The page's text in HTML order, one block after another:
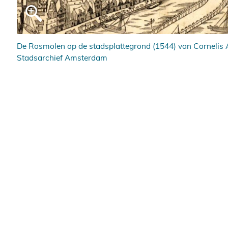
De Rosmolen op de stadsplattegrond (1544) van Cornelis
Stadsarchief Amsterdam